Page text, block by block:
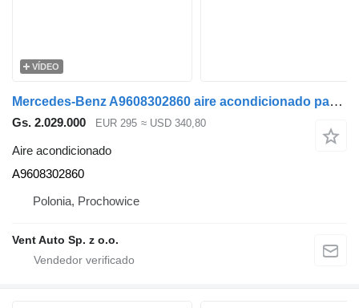
VÍDEO
Mercedes-Benz A9608302860 aire acondicionado para Mercedes-Benz ACTROS MP4 cabeza tractora
Gs. 2.029.000 EUR 295 ≈ USD 340,80
Aire acondicionado
A9608302860
Polonia, Prochowice
Vent Auto Sp. z o.o.